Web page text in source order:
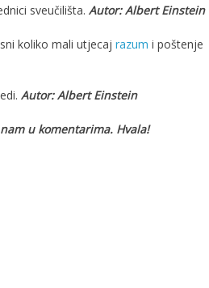
sveučilišta.Autor: Albert Einstein
koliko mali utjecajrazum i poštenje
Autor: Albert Einstein
u komentarima. Hvala!